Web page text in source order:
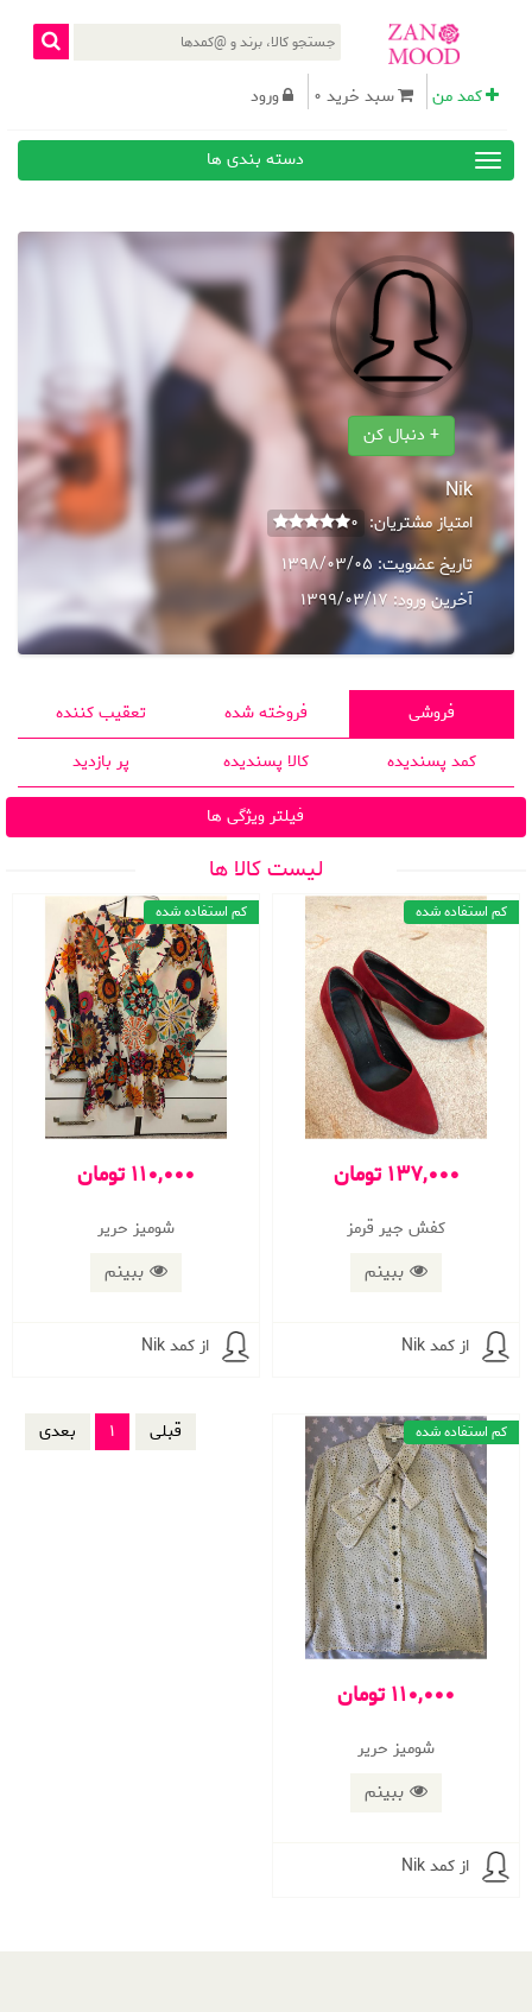
کمد من سبد خرید 0 ورود
دسته بندی ها
+ دنبال کن
Nik
امتیاز مشتریان: 0
تاریخ عضویت: 1398/03/05
آخرین ورود: 1399/03/17
فروشی فروخته شده
تعقیب کننده
کمد پسندیده
کالا پسندیده
پر بازدید
فیلتر ویژگی ها
لیست کالا ها
137,000 تومان
كفش جير قرمز
ببینم
کم استفاده شده
از کمد Nik
110,000 تومان
شوميز حرير
ببینم
کم استفاده شده
از کمد Nik
110,000 تومان
شوميز حرير
ببینم
کم استفاده شده
از کمد Nik
قبلی 1 بعدی